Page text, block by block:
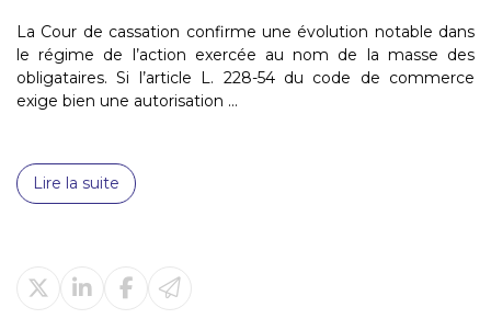
La Cour de cassation confirme une évolution notable dans
le régime de l’action exercée au nom de la masse des
obligataires. Si l’article L. 228-54 du code de commerce
exige bien une autorisation ...
Lire la suite